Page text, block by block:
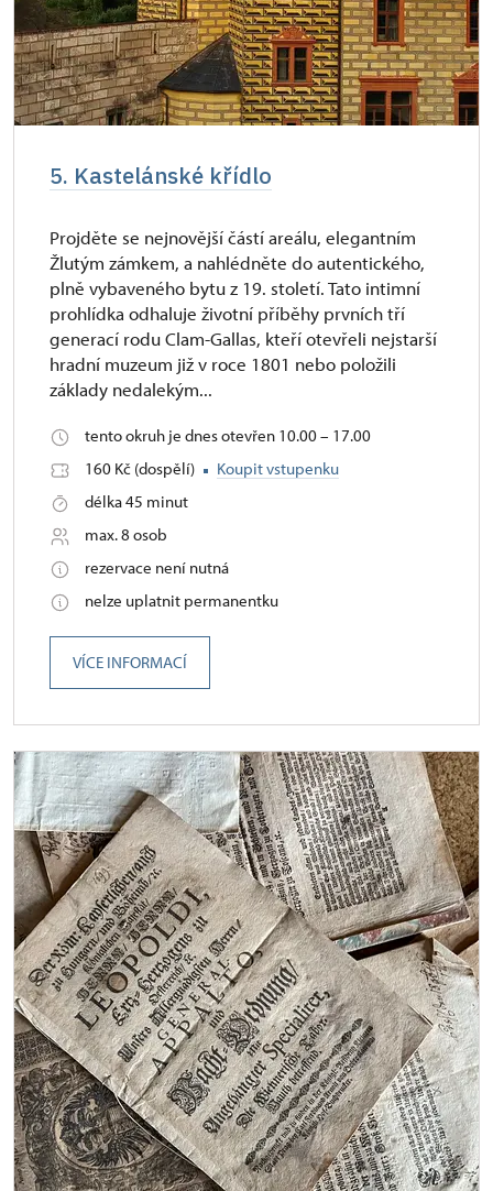
5. Kastelánské křídlo
Projděte se nejnovější částí areálu, elegantním
Žlutým zámkem, a nahlédněte do autentického,
plně vybaveného bytu z 19. století. Tato intimní
prohlídka odhaluje životní příběhy prvních tří
generací rodu Clam-Gallas, kteří otevřeli nejstarší
hradní muzeum již v roce 1801 nebo položili
základy nedalekým...
tento okruh je dnes otevřen 10.00 – 17.00
160 Kč (dospělí)
Koupit vstupenku
délka 45 minut
max. 8 osob
rezervace není nutná
nelze uplatnit permanentku
VÍCE INFORMACÍ